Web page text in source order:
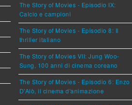
The Story of Movies - Episodio IX:
Calcio e campioni
The Story of Movies - Episodio 8: Il
thriller italiano
The Story of Movies VII: Jung Woo-
Sung, 100 anni di cinema coreano
The Story of Movies - Episodio 6: Enzo
D'Alò, il cinema d'animazione